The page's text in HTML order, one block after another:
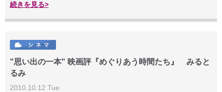
続きを見る>
"思い出の一本" 映画評『めぐりあう時間たち』 みると
るみ
2010.10.12 Tue